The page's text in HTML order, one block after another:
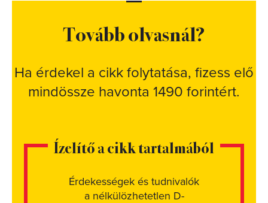
Tovább olvasnál?
Ha érdekel a cikk folytatása, fizess elő
mindössze havonta 1490 forintért.
Ízelítő a cikk tartalmából
Érdekességek és tudnivalók
a nélkülözhetetlen D-